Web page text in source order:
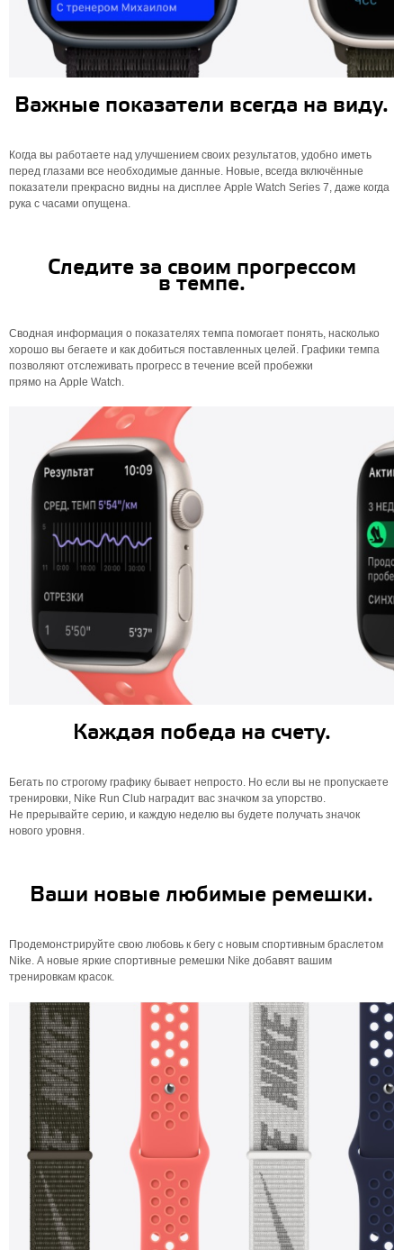
Важные показатели всегда на виду.
Когда вы работаете над улучшением своих результатов, удобно иметь
перед глазами все необходимые данные. Новые, всегда включённые
показатели прекрасно видны на дисплее Apple Watch Series 7, даже когда
рука с часами опущена.
Следите за своим прогрессом
в темпе.
Сводная информация о показателях темпа помогает понять, насколько
хорошо вы бегаете и как добиться поставленных целей. Графики темпа
позволяют отслеживать прогресс в течение всей пробежки
прямо на Apple Watch.
Каждая победа на счету.
Бегать по строгому графику бывает непросто. Но если вы не пропускаете
тренировки, Nike Run Club наградит вас значком за упорство.
Не прерывайте серию, и каждую неделю вы будете получать значок
нового уровня.
Ваши новые любимые ремешки.
Продемонстрируйте свою любовь к бегу с новым спортивным браслетом
Nike. А новые яркие спортивные ремешки Nike добавят вашим
тренировкам красок.